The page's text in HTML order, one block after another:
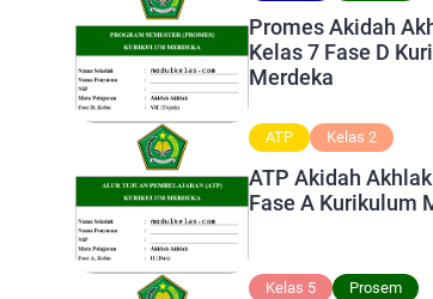
Promes Akidah
Kelas 7 Fase D
Merdeka
ATP Kelas 2
ATP Akidah
Fase A Kurikulum
Kelas 5 Prosem